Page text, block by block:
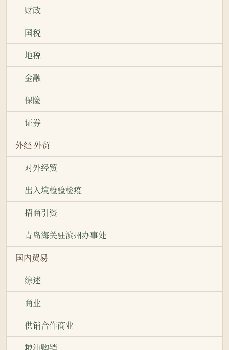
财政
国税
地税
金融
保险
证券
外经 外贸
对外经贸
出入境检验检疫
招商引资
青岛海关驻滨州办事处
国内贸易
综述
商业
供销合作商业